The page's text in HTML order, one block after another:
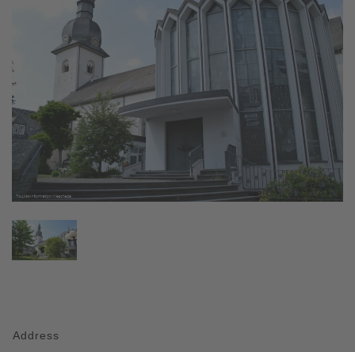
Address